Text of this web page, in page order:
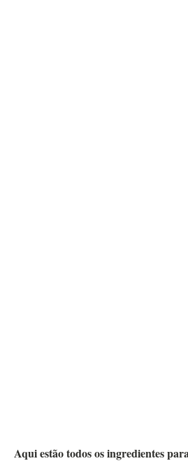
Aqui estão todos os ingredientes